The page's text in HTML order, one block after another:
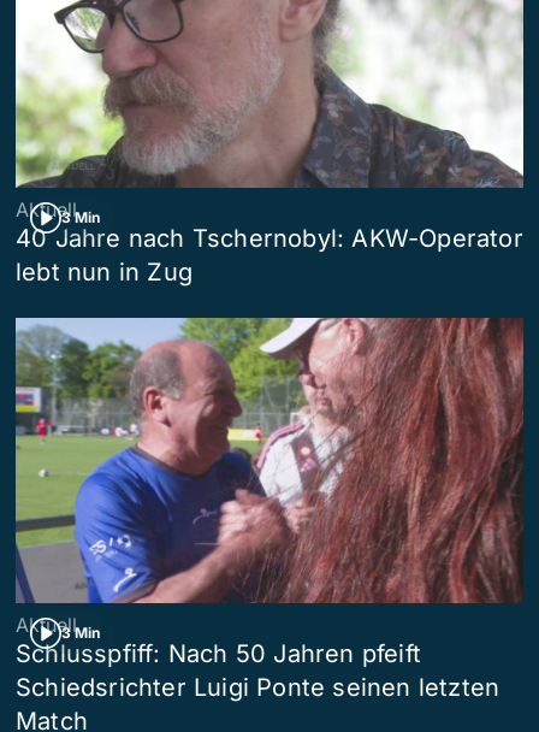
3 Min
Aktuell
40 Jahre nach Tschernobyl: AKW-Operator
lebt nun in Zug
3 Min
Aktuell
Schlusspfiff: Nach 50 Jahren pfeift
Schiedsrichter Luigi Ponte seinen letzten
Match